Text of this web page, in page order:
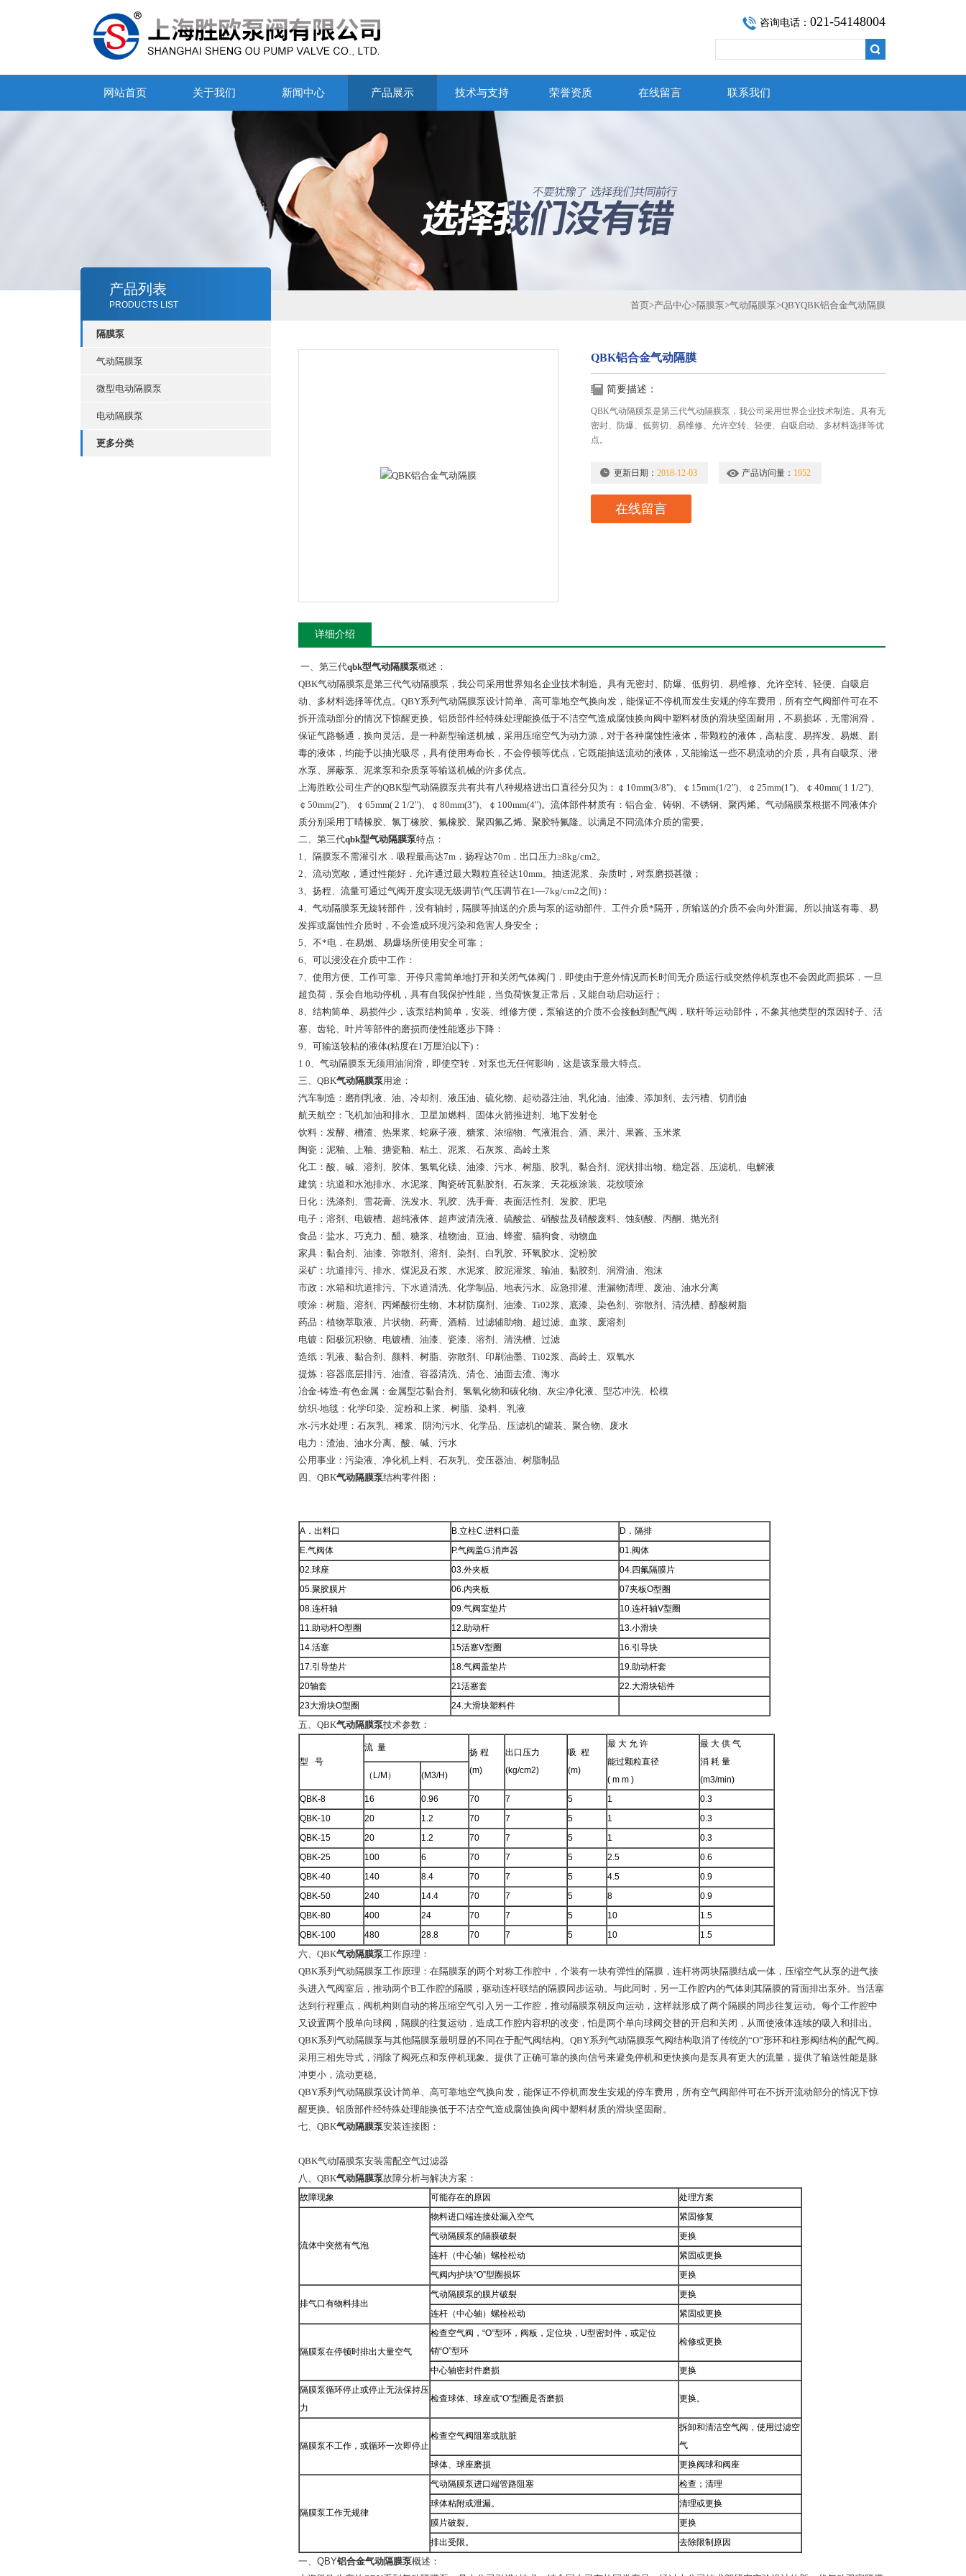
咨询电话： 021-54148004
网站首页 关于我们 新闻中心 产品展示 技术与支持 荣誉资质 在线留言 联系我们
产品列表
PRODUCTS LIST
隔膜泵
气动隔膜泵
微型电动隔膜泵
电动隔膜泵
更多分类
首页>产品中心>隔膜泵>气动隔膜泵>QBYQBK铝合金气动隔膜
QBK铝合金气动隔膜
简要描述：
QBK气动隔膜泵是第三代气动隔膜泵，我公司采用世界企业技术制造。具有无
密封、防爆、低剪切、易维修、允许空转、轻便、自吸启动、多材料选择等优
点。
更新日期： 2018-12-03 产品访问量： 1952
在线留言
详细介绍
一、第三代qbk型气动隔膜泵概述：
QBK气动隔膜泵是第三代气动隔膜泵，我公司采用世界知名企业技术制造。具有无密封、防爆、低剪切、易维修、允许空转、轻便、自吸启
动、多材料选择等优点。QBY系列气动隔膜泵设计简单、高可靠地空气换向发，能保证不停机而发生安规的停车费用，所有空气阀部件可在不
拆开流动部分的情况下惊醒更换。铝质部件经特殊处理能换低于不洁空气造成腐蚀换向阀中塑料材质的滑块坚固耐用，不易损坏，无需润滑，
保证气路畅通，换向灵活。是一种新型输送机械，采用压缩空气为动力源，对于各种腐蚀性液体，带颗粒的液体，高粘度、易挥发、易燃、剧
毒的液体，均能予以抽光吸尽，具有使用寿命长，不会停顿等优点，它既能抽送流动的液体，又能输送一些不易流动的介质，具有自吸泵、潜
水泵、屏蔽泵、泥浆泵和杂质泵等输送机械的许多优点。
上海胜欧公司生产的QBK型气动隔膜泵共有共有八种规格进出口直径分贝为：￠10mm(3/8")、￠15mm(1/2")、￠25mm(1")、￠40mm( 1 1/2")、
￠50mm(2")、￠65mm( 2 1/2")、￠80mm(3")、￠100mm(4")。流体部件材质有：铝合金、铸钢、不锈钢、聚丙烯。气动隔膜泵根据不同液体介
质分别采用丁晴橡胶、氯丁橡胶、氟橡胶、聚四氟乙烯、聚胶特氟隆。以满足不同流体介质的需要。
二、第三代qbk型气动隔膜泵特点：
1、隔膜泵不需灌引水．吸程最高达7m．扬程达70m．出口压力≥8kg/cm2。
2、流动宽敞，通过性能好．允许通过最大颗粒直径达10mm。抽送泥浆、杂质时，对泵磨损甚微；
3、扬程、流量可通过气阀开度实现无级调节(气压调节在1—7kg/cm2之间)：
4、气动隔膜泵无旋转部件，没有轴封，隔膜等抽送的介质与泵的运动部件、工件介质*隔开，所输送的介质不会向外泄漏。所以抽送有毒、易
发挥或腐蚀性介质时，不会造成环境污染和危害人身安全；
5、不*电．在易燃、易爆场所使用安全可靠；
6、可以浸没在介质中工作：
7、使用方便、工作可靠、开停只需简单地打开和关闭气体阀门．即使由于意外情况而长时间无介质运行或突然停机泵也不会因此而损坏．一旦
超负荷，泵会自地动停机，具有自我保护性能，当负荷恢复正常后，又能自动启动运行；
8、结构简单、易损件少，该泵结构简单，安装、维修方便，泵输送的介质不会接触到配气阀，联杆等运动部件，不象其他类型的泵因转子、活
塞、齿轮、叶片等部件的磨损而使性能逐步下降：
9、可输送较粘的液体(粘度在1万厘泊以下)：
1 0、气动隔膜泵无须用油润滑，即使空转．对泵也无任何影响，这是该泵最大特点。
三、QBK气动隔膜泵用途：
汽车制造：磨削乳液、油、冷却剂、液压油、硫化物、起动器注油、乳化油、油漆、添加剂、去污槽、切削油
航天航空：飞机加油和排水、卫星加燃料、固体火箭推进剂、地下发射仓
饮料：发酵、槽渣、热果浆、蛇麻子液、糖浆、浓缩物、气液混合、酒、果汁、果酱、玉米浆
陶瓷：泥釉、上釉、搪瓷釉、粘土、泥浆、石灰浆、高岭土浆
化工：酸、碱、溶剂、胶体、氢氧化镁、油漆、污水、树脂、胶乳、黏合剂、泥状排出物、稳定器、压滤机、电解液
建筑：坑道和水池排水、水泥浆、陶瓷砖瓦黏胶剂、石灰浆、天花板涂装、花纹喷涂
日化：洗涤剂、雪花膏、洗发水、乳胶、洗手膏、表面活性剂、发胶、肥皂
电子：溶剂、电镀槽、超纯液体、超声波清洗液、硫酸盐、硝酸盐及硝酸废料、蚀刻酸、丙酮、抛光剂
食品：盐水、巧克力、醋、糖浆、植物油、豆油、蜂蜜、猫狗食、动物血
家具：黏合剂、油漆、弥散剂、溶剂、染剂、白乳胶、环氧胶水、淀粉胶
采矿：坑道排污、排水、煤泥及石浆、水泥浆、胶泥灌浆、输油、黏胶剂、润滑油、泡沫
市政：水箱和坑道排污、下水道清洗、化学制品、地表污水、应急排灌、泄漏物清理、废油、油水分离
喷涂：树脂、溶剂、丙烯酸衍生物、木材防腐剂、油漆、Ti02浆、底漆、染色剂、弥散剂、清洗槽、醇酸树脂
药品：植物萃取液、片状物、药膏、酒精、过滤辅助物、超过滤、血浆、废溶剂
电镀：阳极沉积物、电镀槽、油漆、瓷漆、溶剂、清洗槽、过滤
造纸：乳液、黏合剂、颜料、树脂、弥散剂、印刷油墨、Ti02浆、高岭土、双氧水
提炼：容器底层排污、油渣、容器清洗、清仓、油面去渣、海水
冶金-铸造-有色金属：金属型芯黏合剂、氢氧化物和碳化物、灰尘净化液、型芯冲洗、松模
纺织-地毯：化学印染、淀粉和上浆、树脂、染料、乳液
水-污水处理：石灰乳、稀浆、阴沟污水、化学品、压滤机的罐装、聚合物、废水
电力：渣油、油水分离、酸、碱、污水
公用事业：污染液、净化机上料、石灰乳、变压器油、树脂制品
四、QBK气动隔膜泵结构零件图：
A．出料口 B.立柱C.进料口盖
D．隔排
E.气阀体
P.气阀盖G.消声器
01.阀体
02.球座
03.外夹板
04.四氟隔膜片
05.聚胶膜片
06.内夹板
07夹板O型圈
08.连杆轴
09.气阀室垫片
10.连杆轴V型圈
11.助动杆O型圈
12.助动杆
13.小滑块
14.活塞
15活塞V型圈
16.引导块
17.引导垫片
18.气阀盖垫片
19.助动杆套
20轴套
21活塞套
22.大滑块铝件
23大滑块O型圈
24.大滑块塑料件
五、QBK气动隔膜泵技术参数：
型 号
流 量
扬 程
(m)
出口压力
(kg/cm2)
吸 程
(m)
最 大 允 许
能过颗粒直径
( m m )
最 大 供 气
消 耗 量
(m3/min)
（L/M） (M3/H)
QBK-8 16 0.96 70 7 5 1
0.3
QBK-10
20 1.2 70 7 5 1
0.3
QBK-15
20 1.2 70 7 5 1
0.3
QBK-25
100 6 70 7 5 2.5
0.6
QBK-40
140 8.4 70 7 5 4.5
0.9
QBK-50
240 14.4 70 7 5 8
0.9
QBK-80
400 24 70 7 5 10
1.5
QBK-100
480 28.8 70 7 5 10 1.5
六、QBK气动隔膜泵工作原理：
QBK系列气动隔膜泵工作原理：在隔膜泵的两个对称工作腔中，个装有一块有弹性的隔膜，连杆将两块隔膜结成一体，压缩空气从泵的进气接
头进入气阀室后，推动两个B工作腔的隔膜，驱动连杆联结的隔膜同步运动。与此同时，另一工作腔内的气体则其隔膜的背面排出泵外。当活塞
达到行程重点，阀机构则自动的将压缩空气引入另一工作腔，推动隔膜泵朝反向运动，这样就形成了两个隔膜的同步往复运动。每个工作腔中
又设置两个股单向球阀，隔膜的往复运动，造成工作腔内容积的改变，怕是两个单向球阀交替的开启和关闭，从而使液体连续的吸入和排出。
QBK系列气动隔膜泵与其他隔膜泵最明显的不同在于配气阀结构。QBY系列气动隔膜泵气阀结构取消了传统的“O”形环和柱形阀结构的配气阀。
采用三相先导式，消除了阀死点和泵停机现象。提供了正确可靠的换向信号来避免停机和更快换向是泵具有更大的流量，提供了输送性能是脉
冲更小，流动更稳。
QBY系列气动隔膜泵设计简单、高可靠地空气换向发，能保证不停机而发生安规的停车费用，所有空气阀部件可在不拆开流动部分的情况下惊
醒更换。铝质部件经特殊处理能换低于不洁空气造成腐蚀换向阀中塑料材质的滑块坚固耐。
七、QBK气动隔膜泵安装连接图：
QBK气动隔膜泵安装需配空气过滤器
八、QBK气动隔膜泵故障分析与解决方案：
故障现象 可能存在的原因 处理方案
流体中突然有气泡
物料进口端连接处漏入空气
紧固修复
气动隔膜泵的隔膜破裂
更换
连杆（中心轴）螺栓松动
紧固或更换
气阀内护块“O”型圈损坏
更换
排气口有物料排出
气动隔膜泵的膜片破裂
更换
连杆（中心轴）螺栓松动
紧固或更换
隔膜泵在停顿时排出大量空气
检查空气阀，“O”型环，阀板，定位块，U型密封件，或定位
销“O”型环
检修或更换
中心轴密封件磨损
更换
隔膜泵循环停止或停止无法保持压
力
检查球体、球座或“O”型圈是否磨损 更换。
隔膜泵不工作，或循环一次即停止
检查空气阀阻塞或肮脏
拆卸和清洁空气阀，使用过滤空
气
球体、球座磨损
更换阀球和阀座
隔膜泵工作无规律
气动隔膜泵进口端管路阻塞
检查；清理
球体粘附或泄漏。
清理或更换
膜片破裂。
更换
排出受限。
去除限制原因
一、QBY铝合金气动隔膜泵概述：